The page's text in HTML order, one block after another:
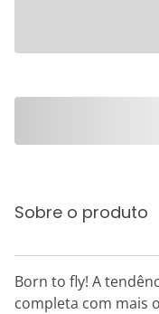
Sobre o produto
Born to fly! A
completa com mais